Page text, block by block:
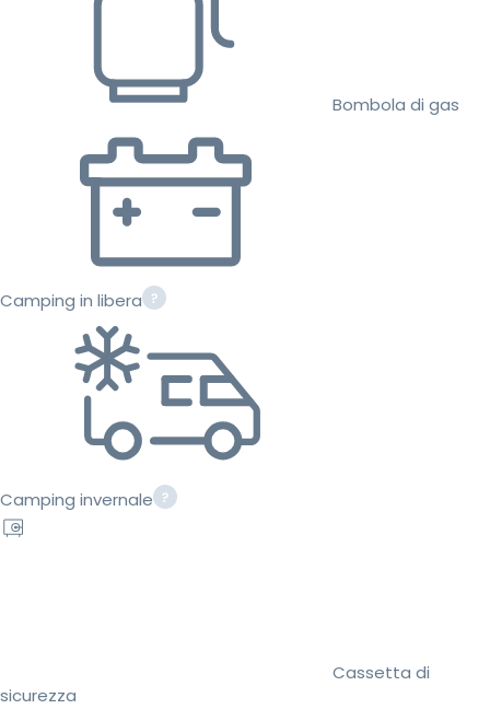
Bombola di gas
Camping in libera
Camping invernale
Cassetta di
sicurezza